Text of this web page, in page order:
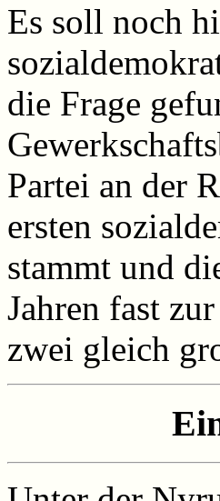
Es soll noch
die Frage
Partei an der
ersten
stammt und
Jahren fast
zwei gleich